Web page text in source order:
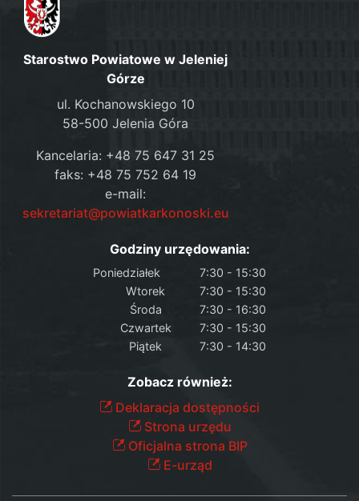
Starostwo Powiatowe w Jeleniej
Górze
ul. Kochanowskiego 10
58-500 Jelenia Góra
Kancelaria: +48 75 647 31 25
faks: +48 75 752 64 19
e-mail:
sekretariat@powiatkarkonoski.eu
Godziny urzędowania:
Poniedziałek
7:30 - 15:30
Wtorek
7:30 - 15:30
Środa
7:30 - 16:30
Czwartek
7:30 - 15:30
Piątek
7:30 - 14:30
Zobacz również:
Deklaracja dostępności
Strona urzędu
Oficjalna strona BIP
E-urząd